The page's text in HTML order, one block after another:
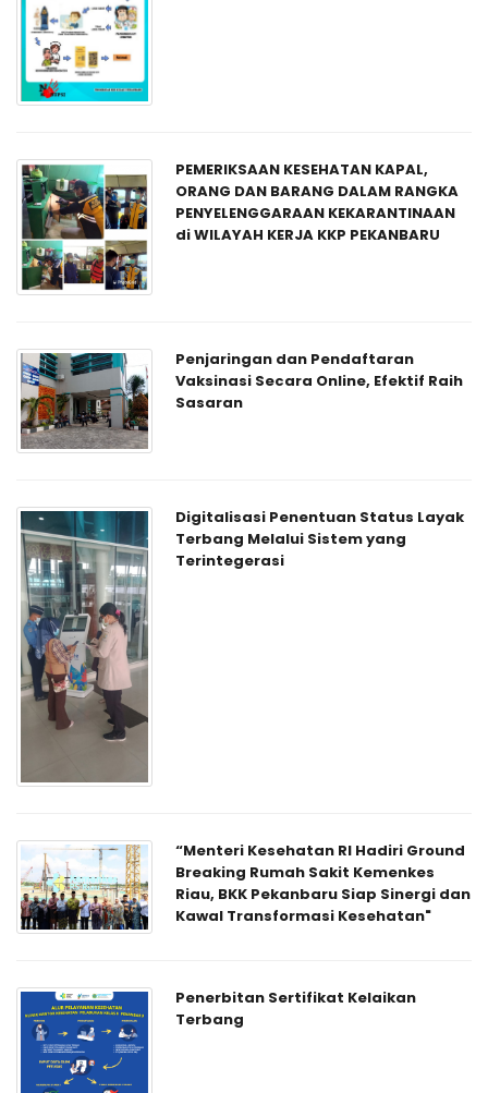
PEMERIKSAAN KESEHATAN KAPAL,
ORANG DAN BARANG DALAM RANGKA
PENYELENGGARAAN KEKARANTINAAN
di WILAYAH KERJA KKP PEKANBARU
Penjaringan dan Pendaftaran
Vaksinasi Secara Online, Efektif Raih
Sasaran
Digitalisasi Penentuan Status Layak
Terbang Melalui Sistem yang
Terintegerasi
“Menteri Kesehatan RI Hadiri Ground
Breaking Rumah Sakit Kemenkes
Riau, BKK Pekanbaru Siap Sinergi dan
Kawal Transformasi Kesehatan"
Penerbitan Sertifikat Kelaikan
Terbang